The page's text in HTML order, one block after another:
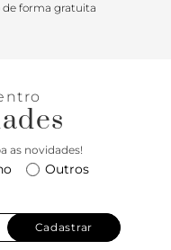
de forma gratuita
as novidades!
Outros
Cadastrar